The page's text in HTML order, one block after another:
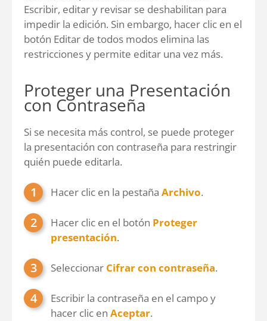
Escribir, editar y revisar se deshabilitan para
impedir la edición. Sin embargo, hacer clic en el
botón Editar de todos modos elimina las
restricciones y permite editar una vez más.
Proteger una Presentación
con Contraseña
Si se necesita más control, se puede proteger
la presentación con contraseña para restringir
quién puede editarla.
Hacer clic en la pestaña Archivo.
Hacer clic en el botón Proteger
presentación.
Seleccionar Cifrar con contraseña.
Escribir la contraseña en el campo y
hacer clic en Aceptar.